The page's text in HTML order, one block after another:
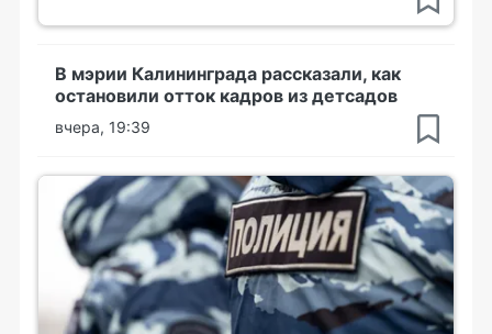
В мэрии Калининграда рассказали, как
остановили отток кадров из детсадов
вчера, 19:39